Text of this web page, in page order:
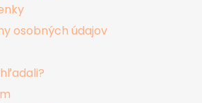
osobných údajov